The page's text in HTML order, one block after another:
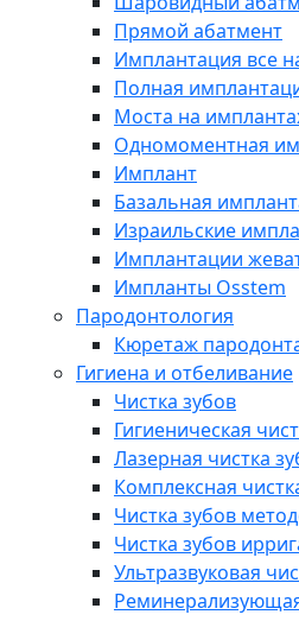
Прямой абатмент
Имплантация все
Полная
Моста на
Одномоментная
Имплант
Базальная
Израильские
Имплантации
Импланты Osstem
Пародонтология
Кюретаж
Гигиена и отбеливание
Чистка зубов
Гигиеническая
Лазерная чистка
Комплексная
Чистка зубов
Чистка зубов
Ультразвуковая